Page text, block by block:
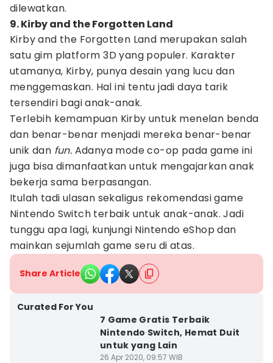
dilewatkan.
9. Kirby and the Forgotten Land
Kirby and the Forgotten Land merupakan salah
satu gim platform 3D yang populer. Karakter
utamanya, Kirby, punya desain yang lucu dan
menggemaskan. Hal ini tentu jadi daya tarik
tersendiri bagi anak-anak.
Terlebih kemampuan Kirby untuk menelan benda
dan benar-benar menjadi mereka benar-benar
unik dan fun. Adanya mode co-op pada game ini
juga bisa dimanfaatkan untuk mengajarkan anak
bekerja sama berpasangan.
Itulah tadi ulasan sekaligus rekomendasi game
Nintendo Switch terbaik untuk anak-anak. Jadi
tunggu apa lagi, kunjungi Nintendo eShop dan
mainkan sejumlah game seru di atas.
Share Article
Curated For You
7 Game Gratis Terbaik
Nintendo Switch, Hemat Duit
untuk yang Lain
26 Apr 2020, 09:57 WIB